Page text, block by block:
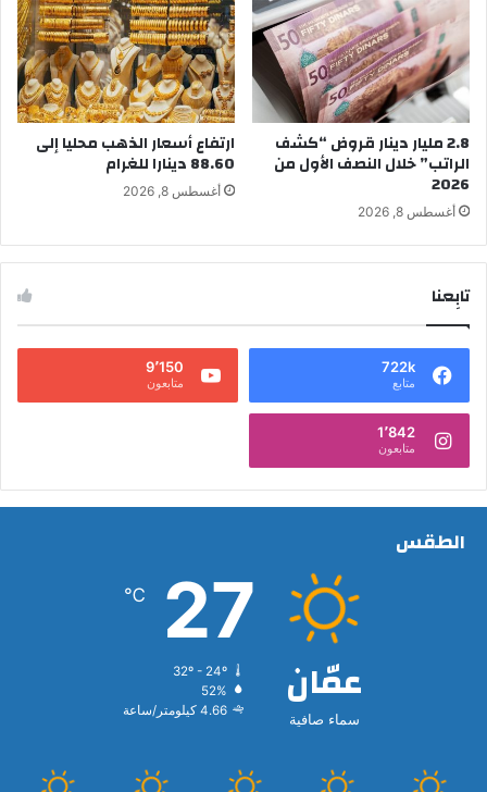
2.8 مليار دينار قروض “كشف
الراتب” خلال النصف الأول من
2026
أغسطس 8, 2026
ارتفاع أسعار الذهب محليا إلى
88.60 دينارا للغرام
أغسطس 8, 2026
تابِعنا
722k
متابع
9٬150
متابعون
1٬842
متابعون
الطقس
عمّان
سماء صافية
27
℃
32º - 24º
52%
4.66 كيلومتر/ساعة